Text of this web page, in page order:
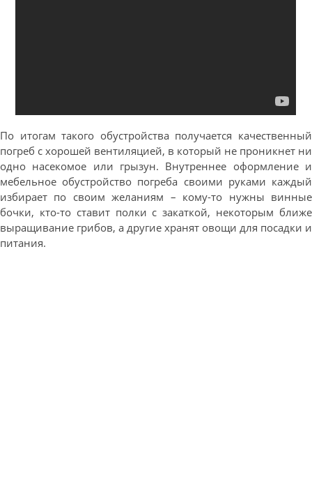
По итогам такого обустройства получается качественный
погреб с хорошей вентиляцией, в который не проникнет ни
одно насекомое или грызун. Внутреннее оформление и
мебельное обустройство погреба своими руками каждый
избирает по своим желаниям – кому-то нужны винные
бочки, кто-то ставит полки с закаткой, некоторым ближе
выращивание грибов, а другие хранят овощи для посадки и
питания.